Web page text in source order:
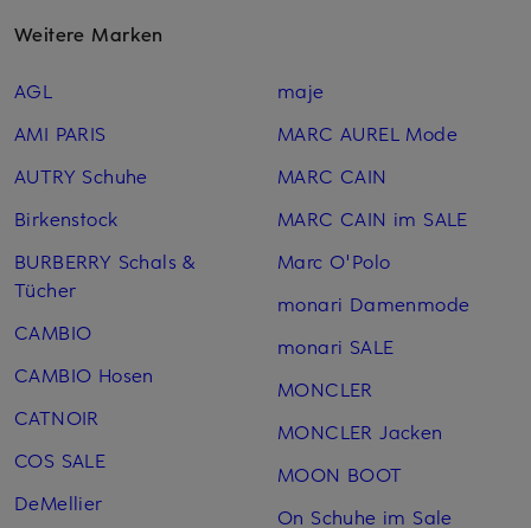
Weitere Marken
AGL
AMI PARIS
AUTRY Schuhe
Birkenstock
BURBERRY Schals &
Tücher
CAMBIO
CAMBIO Hosen
CATNOIR
COS SALE
DeMellier
maje
MARC AUREL Mode
MARC CAIN
MARC CAIN im SALE
Marc O'Polo
monari Damenmode
monari SALE
MONCLER
MONCLER Jacken
MOON BOOT
On Schuhe im Sale